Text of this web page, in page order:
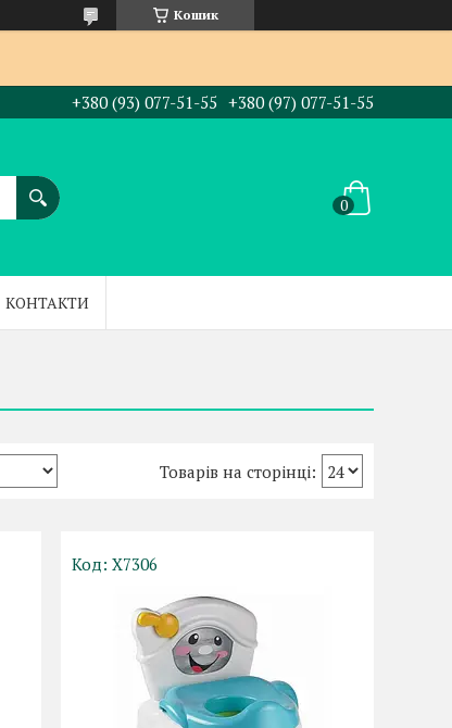
Кошик
+380 (93) 077-51-55 +380 (97) 077-51-55
КОНТАКТИ
X7306